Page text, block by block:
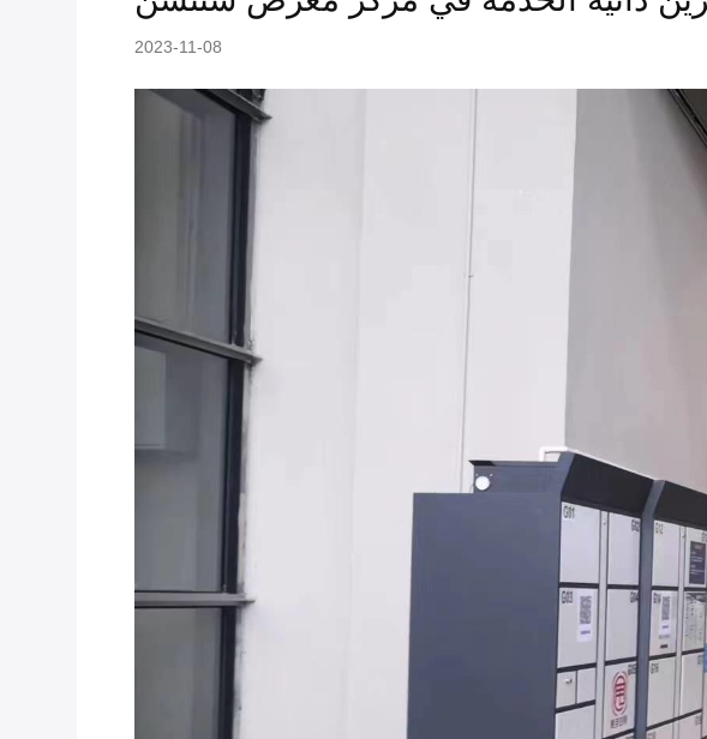
2023-11-08